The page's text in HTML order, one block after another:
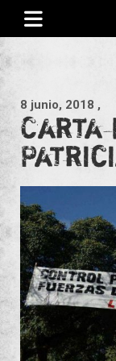
Saltar
contenido
8 junio, 2018 ,
Carta